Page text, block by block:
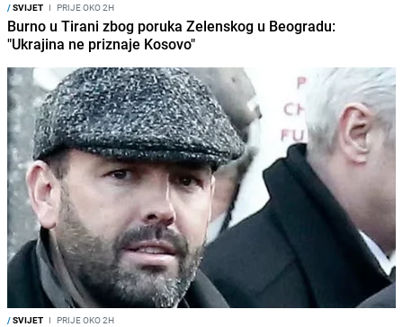
/SVIJET I PRIJE OKO 2H
Burno u Tirani zbog poruka Zelenskog u Beogradu:
"Ukrajina ne priznaje Kosovo"
/SVIJET I PRIJE OKO 2H